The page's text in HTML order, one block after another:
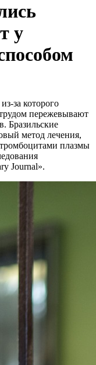
у
за которого
пережевывают
Бразильские
метод лечения,
плазмы
Journal».